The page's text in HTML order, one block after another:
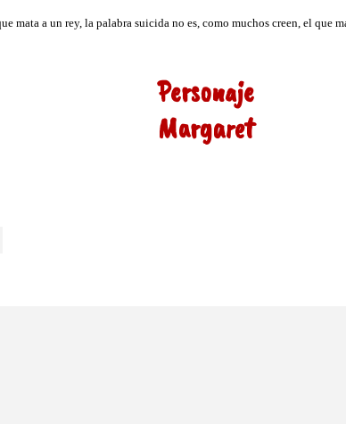
Personaje
Margaret